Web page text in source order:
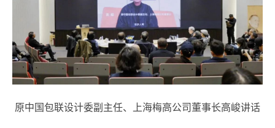
原中国包联设计委副主任、上海梅高公司董事长高峻讲话